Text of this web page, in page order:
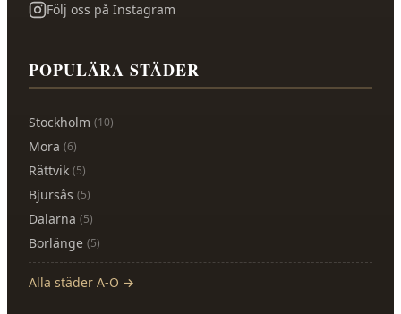
Följ oss på Instagram
POPULÄRA STÄDER
Stockholm (10)
Mora (6)
Rättvik (5)
Bjursås (5)
Dalarna (5)
Borlänge (5)
Alla städer A-Ö →